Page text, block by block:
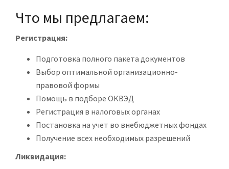
Что мы предлагаем:
Регистрация:
Подготовка полного пакета документов
Выбор оптимальной организационно-
правовой формы
Помощь в подборе ОКВЭД
Регистрация в налоговых органах
Постановка на учет во внебюджетных фондах
Получение всех необходимых разрешений
Ликвидация: